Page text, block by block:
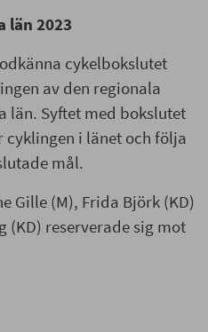
län 2023
cykelbokslutet
av den regionala
län. Syftet med bokslutet
cyklingen i länet och följa
mål.
Gille (M), Frida Björk (KD)
(KD) reserverade sig mot